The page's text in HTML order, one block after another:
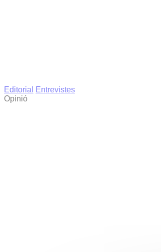
Editorial
Entrevistes
Opinió